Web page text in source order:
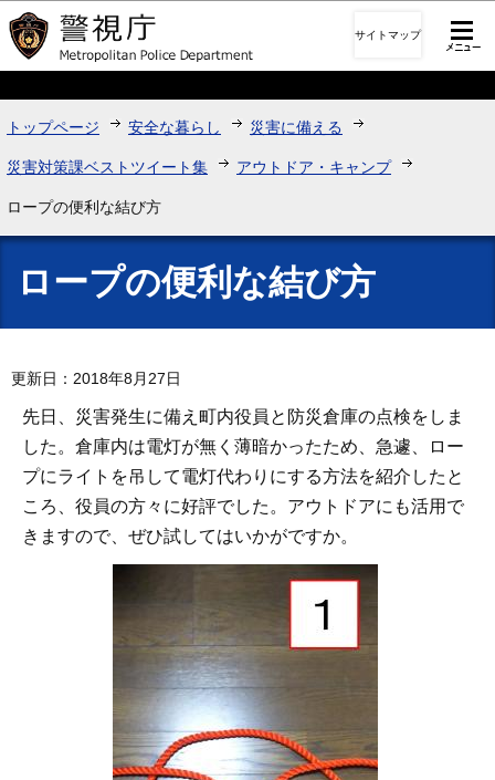
このページの本文へ移動
サイトマップ
トップページ 安全な暮らし 災害に備える
災害対策課ベストツイート集 アウトドア・キャンプ
ロープの便利な結び方
ロープの便利な結び方
更新日：2018年8月27日
先日、災害発生に備え町内役員と防災倉庫の点検をしま
した。倉庫内は電灯が無く薄暗かったため、急遽、ロー
プにライトを吊して電灯代わりにする方法を紹介したと
ころ、役員の方々に好評でした。アウトドアにも活用で
きますので、ぜひ試してはいかがですか。